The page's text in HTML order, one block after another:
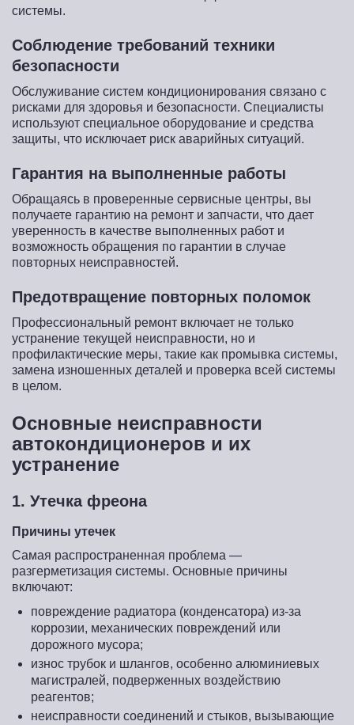
системы.
Соблюдение требований техники
безопасности
Обслуживание систем кондиционирования связано с
рисками для здоровья и безопасности. Специалисты
используют специальное оборудование и средства
защиты, что исключает риск аварийных ситуаций.
Гарантия на выполненные работы
Обращаясь в проверенные сервисные центры, вы
получаете гарантию на ремонт и запчасти, что дает
уверенность в качестве выполненных работ и
возможность обращения по гарантии в случае
повторных неисправностей.
Предотвращение повторных поломок
Профессиональный ремонт включает не только
устранение текущей неисправности, но и
профилактические меры, такие как промывка системы,
замена изношенных деталей и проверка всей системы
в целом.
Основные неисправности
автокондиционеров и их
устранение
1. Утечка фреона
Причины утечек
Самая распространенная проблема —
разгерметизация системы. Основные причины
включают:
повреждение радиатора (конденсатора) из-за
коррозии, механических повреждений или
дорожного мусора;
износ трубок и шлангов, особенно алюминиевых
магистралей, подверженных воздействию
реагентов;
неисправности соединений и стыков, вызывающие